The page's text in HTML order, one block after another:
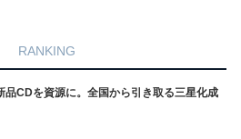
RANKING
品CDを資源に。全国から引き取る三星化成